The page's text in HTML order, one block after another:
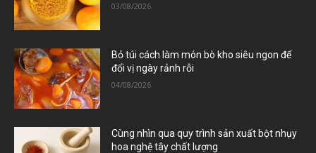
03/08/2026
Bỏ túi cách làm món bò kho siêu ngon để
đổi vị ngày rảnh rỗi
04/08/2026
Cùng nhìn qua quy trình sản xuất bột nhụy
hoa nghệ tây chất lượng